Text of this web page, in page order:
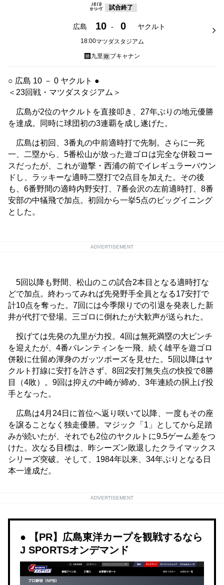
試合終了
広島 10 - 0 ヤクルト
18:00マツダスタジアム
勝 九里 敗 ブキャナン
○ 広島 10 － 0 ヤクルト ●
＜23回戦・マツダスタジアム＞
広島が2位のヤクルトを直接叩き、27年ぶりの地元優勝
を達成。同時に球団初の3連覇を成し遂げた。
広島は初回、3番丸の中前適時打で先制。さらに一死
一、二塁から、5番松山が放った遊ゴロは完全な併殺コー
スだったが、これが遊撃・西浦の前でイレギュラーバウン
ドし、ラッキーな適時二塁打で2点目を加えた。その後
も、6番野間の適時内野安打、7番会沢の左前適時打、8番
安部の中犠飛で加点。初回から一挙5点のビッグイニング
とした。
ADVERTISEMENT
5回以降も野間、松山のこの試合2本目となる適時打な
どで加点。終わってみれば先発野手全員となる17安打で
計10点を奪った。7回には今季限りでの引退を発表した新
井が代打で登場。三ゴロに倒れたが大歓声が送られた。
投げては先発の九里が力投。4回は無死満塁の大ピンチ
を迎えたが、4番バレンティンを一飛、続く雄平を遊ゴロ
併殺に仕留め渾身のガッツポーズを見せた。5回以降はヤ
クルト打線に安打を許さず、8回2安打無失点の快投で8勝
目（4敗）。9回は抑えの中崎が締め、3年連続の胴上げ投
手となった。
広島は4月24日に首位へ返り咲いて以降、一度もその座
を譲ることなく独走優勝。マジック「1」としてから足踏
みが続いたが、それでも2位のヤクルトに9.5ゲーム差をつ
けた。次なる目標は、昨シーズン敗退したクライマックス
シリーズ突破。そして、1984年以来、34年ぶりとなる日
本一達成だ。
ADVERTISEMENT
【PR】広島東洋カープを観戦するなら
J SPORTSオンデマンド